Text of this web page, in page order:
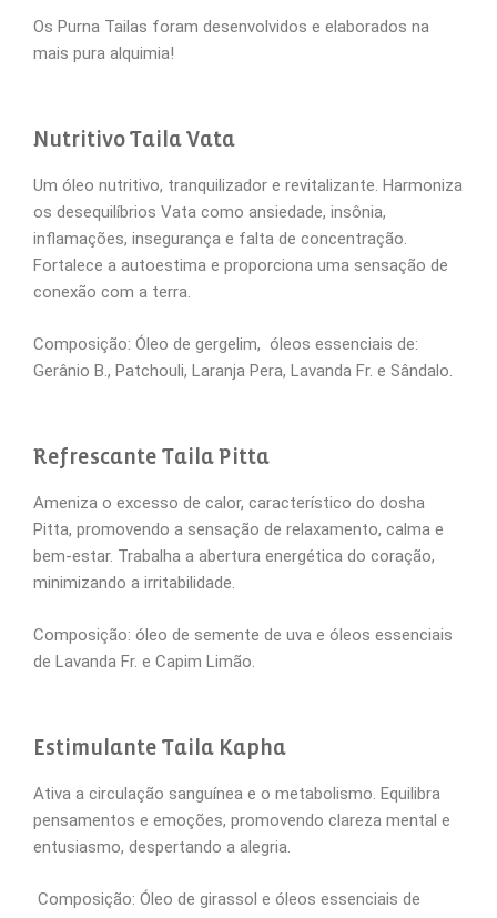
Os Purna Tailas foram desenvolvidos e elaborados na
mais pura alquimia!
Nutritivo Taila Vata
Um óleo nutritivo, tranquilizador e revitalizante. Harmoniza
os desequilíbrios Vata como ansiedade, insônia,
inflamações, insegurança e falta de concentração.
Fortalece a autoestima e proporciona uma sensação de
conexão com a terra.
Composição: Óleo de gergelim, óleos essenciais de:
Gerânio B., Patchouli, Laranja Pera, Lavanda Fr. e Sândalo.
Refrescante Taila Pitta
Ameniza o excesso de calor, característico do dosha
Pitta, promovendo a sensação de relaxamento, calma e
bem-estar. Trabalha a abertura energética do coração,
minimizando a irritabilidade.
Composição: óleo de semente de uva e óleos essenciais
de Lavanda Fr. e Capim Limão.
Estimulante Taila Kapha
Ativa a circulação sanguínea e o metabolismo. Equilibra
pensamentos e emoções, promovendo clareza mental e
entusiasmo, despertando a alegria.
Composição: Óleo de girassol e óleos essenciais de